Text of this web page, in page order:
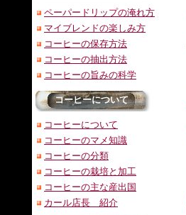
ペーパードリップの淹れ方
マイブレンドの楽しみ方
コーヒーの保存方法
コーヒーの抽出方法
コーヒーの旨みの科学
コーヒーについて
コーヒーについて
コーヒーのマメ知識
コーヒーの分類
コーヒーの栽培と加工
コーヒーの主な産出国
カール店長 紹介